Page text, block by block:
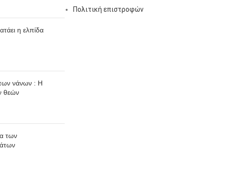
η ελπίδα
νάνων : Η
θεών
των
Πολιτική επιστροφών